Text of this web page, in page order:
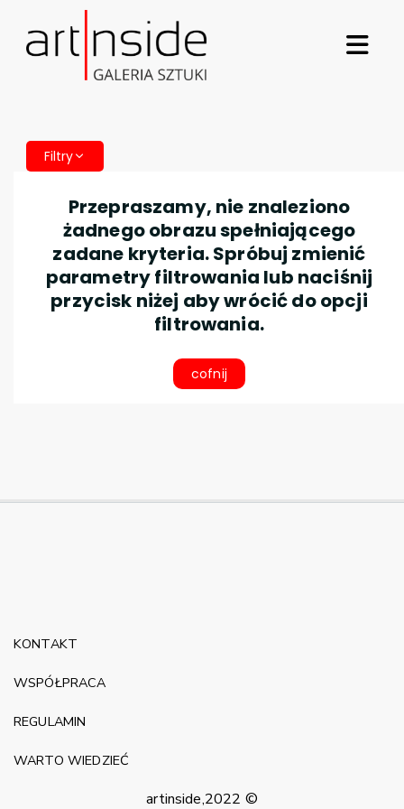
Filtry
Przepraszamy, nie znaleziono
żadnego obrazu spełniającego
zadane kryteria. Spróbuj zmienić
parametry filtrowania lub naciśnij
przycisk niżej aby wrócić do opcji
filtrowania.
cofnij
artinside,2022 ©
KONTAKT
WSPÓŁPRACA
REGULAMIN
WARTO WIEDZIEĆ